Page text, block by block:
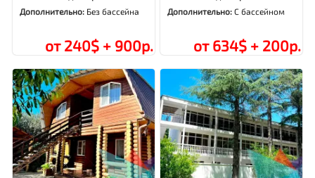
Дополнительно: Без бассейна
от 240$ + 900р.
Дополнительно:С бассейном
от 634$ + 200р.